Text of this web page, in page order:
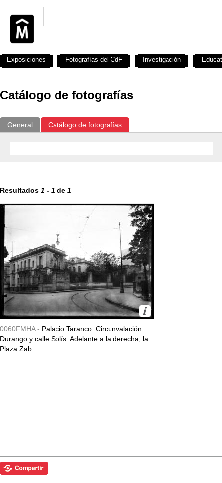
Catálogo de fotografías
General Catálogo de fotografías
Resultados 1 - 1 de 1
0060FMHA - Palacio Taranco. Circunvalación
Durango y calle Solís. Adelante a la derecha, la
Plaza Zab...
Exposiciones Fotografías del CdF Investigación